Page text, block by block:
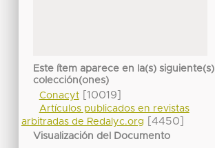
Este ítem aparece en la(s) siguiente(s)
colección(ones)
Conacyt[10019]
Artículos publicados en revistas
arbitradas de Redalyc.org
[4450]
Visualización del Documento